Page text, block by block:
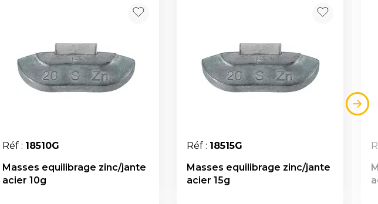
Réf : 18510G
Masses equilibrage zinc/jante
acier 10g
Réf : 18515G
Masses equilibrage zinc/jante
acier 15g